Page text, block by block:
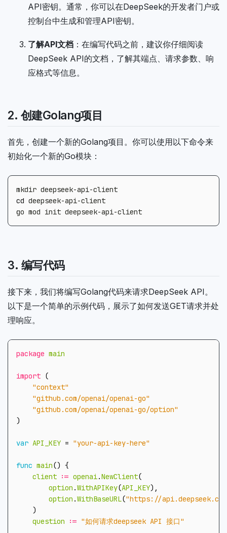
API密钥。通常，你可以在DeepSeek的开发者门户或
控制台中生成和管理API密钥。
了解API文档 ：在编写代码之前，建议你仔细阅读
DeepSeek API的文档，了解其端点、请求参数、响
应格式等信息。
2. 创建Golang项目
首先，创建一个新的Golang项目。你可以使用以下命令来
初始化一个新的Go模块：
cd
3. 编写代码
接下来，我们将编写Golang代码来请求DeepSeek API。
以下是一个简单的示例代码，展示了如何发送GET请求并处
理响应。
package main
import (
"context"
"github.com/openai/openai-go"
"github.com/openai/openai-go/option"
)
var API_KEY = "your-api-key-here"
func main() {
client := openai.NewClient(
option .WithAPIKey(API_KEY),
option .WithBaseURL("https://
)
question
:= "如何请求deepseek API 接口"